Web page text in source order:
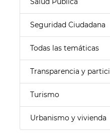
Seguridad Ciudadana
Todas las temáticas
Transparencia y
Turismo
Urbanismo y vivienda